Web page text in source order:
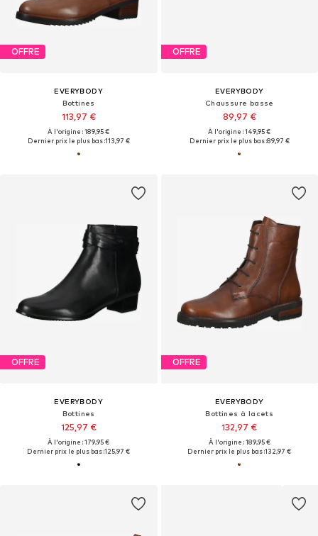
OFFRE
EVERYBODY
Bottines
113,97 €
À l'origine : 189,95 €
Dernier prix le plus bas :113,97 €
OFFRE
EVERYBODY
Chaussure basse
89,97 €
À l'origine : 149,95 €
Dernier prix le plus bas :89,97 €
OFFRE
EVERYBODY
Bottines
125,97 €
À l'origine : 179,95 €
Dernier prix le plus bas :125,97 €
OFFRE
EVERYBODY
Bottines à lacets
132,97 €
À l'origine : 189,95 €
Dernier prix le plus bas :132,97 €